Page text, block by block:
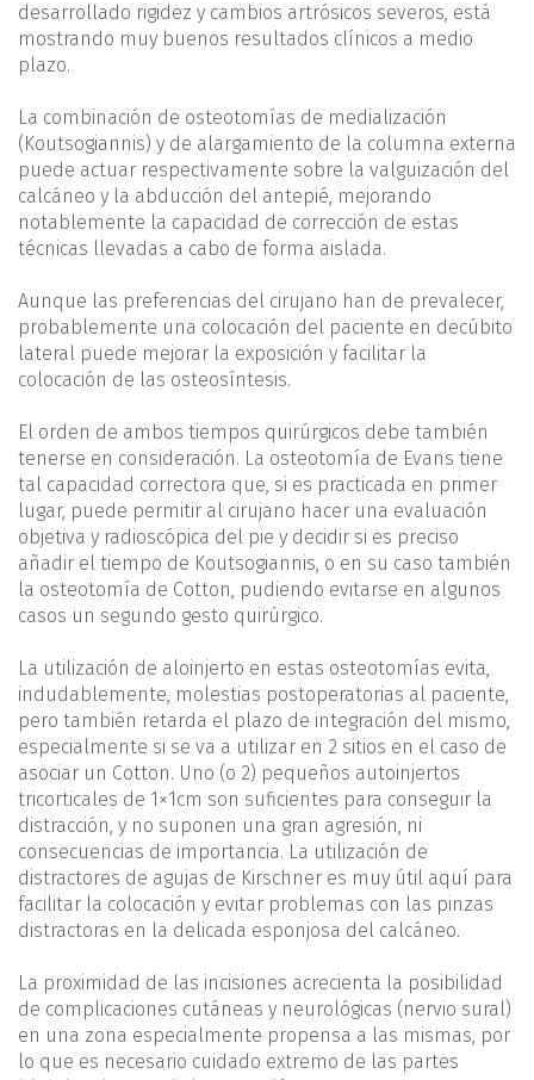
desarrollado rigidez y cambios artrósicos severos, está
mostrando muy buenos resultados clínicos a medio
plazo.
La combinación de osteotomías de medialización
(Koutsogiannis) y de alargamiento de la columna externa
puede actuar respectivamente sobre la valguización del
calcáneo y la abducción del antepié, mejorando
notablemente la capacidad de corrección de estas
técnicas llevadas a cabo de forma aislada.
Aunque las preferencias del cirujano han de prevalecer,
probablemente una colocación del paciente en decúbito
lateral puede mejorar la exposición y facilitar la
colocación de las osteosíntesis.
El orden de ambos tiempos quirúrgicos debe también
tenerse en consideración. La osteotomía de Evans tiene
tal capacidad correctora que, si es practicada en primer
lugar, puede permitir al cirujano hacer una evaluación
objetiva y radioscópica del pie y decidir si es preciso
añadir el tiempo de Koutsogiannis, o en su caso también
la osteotomía de Cotton, pudiendo evitarse en algunos
casos un segundo gesto quirúrgico.
La utilización de aloinjerto en estas osteotomías evita,
indudablemente, molestias postoperatorias al paciente,
pero también retarda el plazo de integración del mismo,
especialmente si se va a utilizar en 2 sitios en el caso de
asociar un Cotton. Uno (o 2) pequeños autoinjertos
tricorticales de 1×1cm son suficientes para conseguir la
distracción, y no suponen una gran agresión, ni
consecuencias de importancia. La utilización de
distractores de agujas de Kirschner es muy útil aquí para
facilitar la colocación y evitar problemas con las pinzas
distractoras en la delicada esponjosa del calcáneo.
La proximidad de las incisiones acrecienta la posibilidad
de complicaciones cutáneas y neurológicas (nervio sural)
en una zona especialmente propensa a las mismas, por
lo que es necesario cuidado extremo de las partes